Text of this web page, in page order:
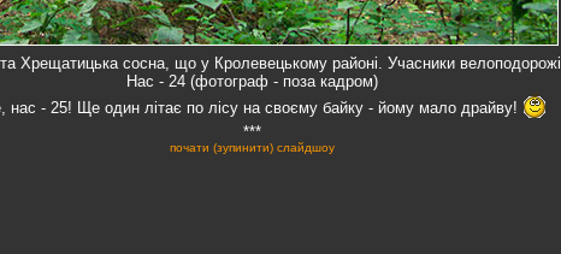
Хрещатицька сосна, що у Кролевецькому районі. Учасники велоподорожі.
Нас - 24 (фотограф - поза кадром)
нас - 25! Ще один літає по лісу на своєму байку - йому мало драйву!
***
почати (зупинити) слайдшоу